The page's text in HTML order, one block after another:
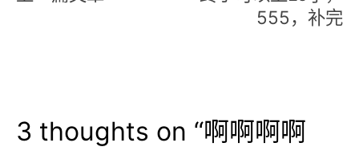
555，补完
3 thoughts on “啊啊啊啊